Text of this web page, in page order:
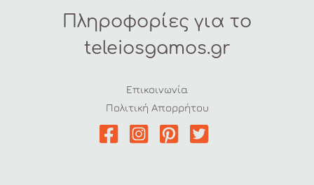
Πληροφορίες για το
teleiosgamos.gr
Επικοινωνία
Πολιτική Απορρήτου